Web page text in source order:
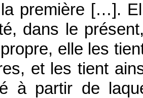
première […].
dans le
elle les
et les tient
à partir de